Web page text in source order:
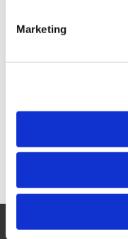
Marketing
Vis mere